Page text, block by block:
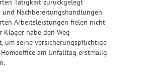
Tätigkeit zurückgelegt
und Nachbereitungshandlungen
Arbeitsleistungen fielen nicht
Kläger habe den Weg
um seine versicherungspflichtige
am Unfalltag erstmalig